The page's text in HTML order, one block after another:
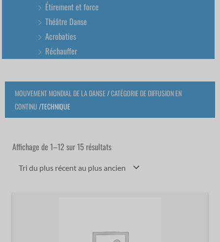
Étirement et force
Théâtre Danse
Acrobaties
Réchauffer
MOUVEMENT MONDIAL DE LA DANSE/CATÉGORIE DE DIFFUSION EN
CONTINU/TECHNIQUE
Affichage de 1–12 sur 15 résultatsplus
plus